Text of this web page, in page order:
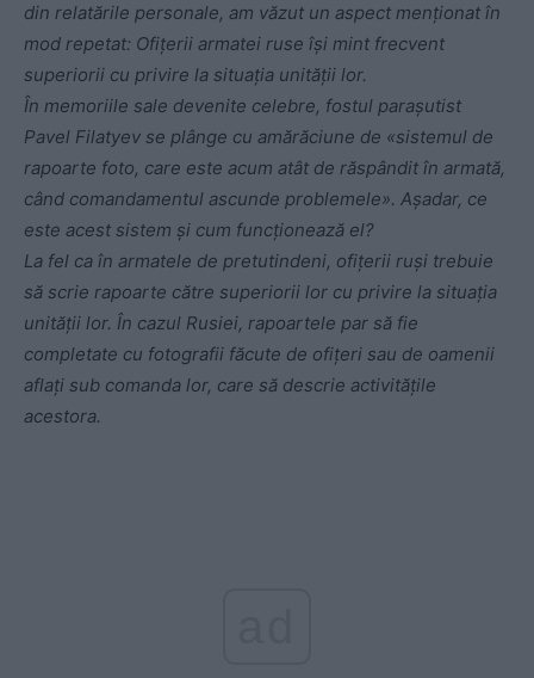
din relatările personale, am văzut un aspect menționat în
mod repetat: Ofițerii armatei ruse își mint frecvent
superiorii cu privire la situația unității lor.
În memoriile sale devenite celebre, fostul parașutist
Pavel Filatyev se plânge cu amărăciune de «sistemul de
rapoarte foto, care este acum atât de răspândit în armată,
când comandamentul ascunde problemele». Așadar, ce
este acest sistem și cum funcționează el?
La fel ca în armatele de pretutindeni, ofițerii ruși trebuie
să scrie rapoarte către superiorii lor cu privire la situația
unității lor. În cazul Rusiei, rapoartele par să fie
completate cu fotografii făcute de ofițeri sau de oamenii
aflați sub comanda lor, care să descrie activitățile
acestora.